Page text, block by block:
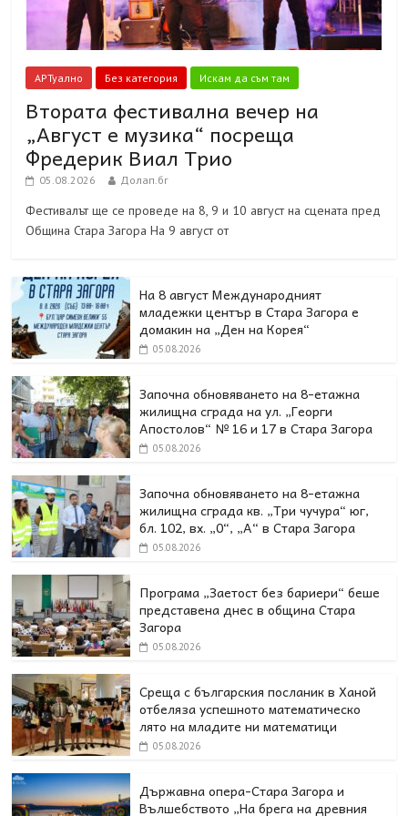
АРТуално Без категория Искам да съм там
Втората фестивална вечер на
„Август е музика“ посреща
Фредерик Виал Трио
05.08.2026 Долап.бг
Фестивалът ще се проведе на 8, 9 и 10 август на сцената пред
Община Стара Загора На 9 август от
На 8 август Международният
младежки център в Стара Загора е
домакин на „Ден на Корея“
05.08.2026
Започна обновяването на 8-етажна
жилищна сграда на ул. „Георги
Апостолов“ № 16 и 17 в Стара Загора
05.08.2026
Започна обновяването на 8-етажна
жилищна сграда кв. „Три чучура“ юг,
бл. 102, вх. „0“, „А“ в Стара Загора
05.08.2026
Програма „Заетост без бариери“ беше
представена днес в oбщина Стара
Загора
05.08.2026
Среща с българския посланик в Ханой
отбеляза успешното математическо
лято на младите ни математици
05.08.2026
Държавна опера-Стара Загора и
Вълшебството „На брега на древния